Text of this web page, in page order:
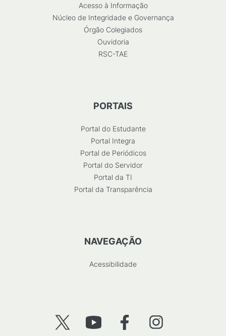
Acesso à Informação
Núcleo de Integridade e Governança
Órgão Colegiados
Ouvidoria
RSC-TAE
PORTAIS
Portal do Estudante
Portal Integra
Portal de Periódicos
Portal do Servidor
Portal da TI
Portal da Transparência
NAVEGAÇÃO
Acessibilidade